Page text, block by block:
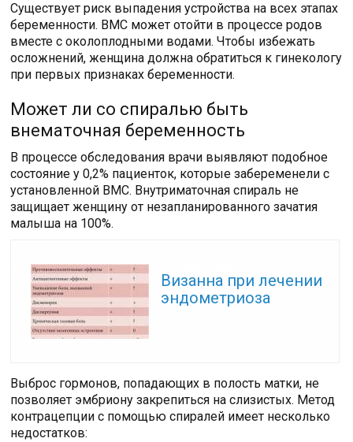
Существует риск выпадения устройства на всех этапах
беременности. ВМС может отойти в процессе родов
вместе с околоплодными водами. Чтобы избежать
осложнений, женщина должна обратиться к гинекологу
при первых признаках беременности.
Может ли со спиралью быть
внематочная беременность
В процессе обследования врачи выявляют подобное
состояние у 0,2% пациенток, которые забеременели с
установленной ВМС. Внутриматочная спираль не
защищает женщину от незапланированного зачатия
малыша на 100%.
Визанна при лечении
эндометриоза
Выброс гормонов, попадающих в полость матки, не
позволяет эмбриону закрепиться на слизистых. Метод
контрацепции с помощью спиралей имеет несколько
недостатков: